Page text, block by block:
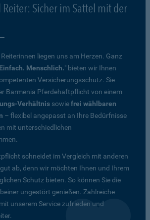
Reiter: Sicher im Sattel mit der
liegen uns am Herzen. Ganz
Einfach. Menschlich." bieten wir Ihnen
Versicherungsschutz. Sie
Barmenia Pferdehaftpflicht von einem
Verhältnis sowiefrei wählbaren
– flexibel angepasst an Ihre Bedürfnisse
mit unterschiedlichen
schneidet im Vergleich mit anderen
ab, denn wir möchten Ihnen und Ihrem
Schutz bieten. So können Sie die
ungestört genießen. Zahlreiche
unserem Service zufrieden und